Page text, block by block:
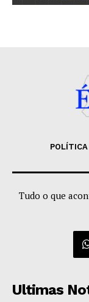
POLÍTICA
Tudo o que
Ultimas